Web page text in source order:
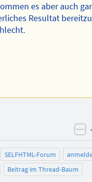
es aber auch
Resultat
SELFHTML-Forum
Beitrag im Thread-Baum